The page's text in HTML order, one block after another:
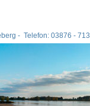
- Telefon: 03876 -